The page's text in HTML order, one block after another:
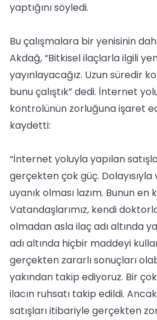
yaptığını söyledi.
Bu çalışmalara bir yenisinin
Akdağ, “Bitkisel ilaçlarla ilgili
yayınlayacağız. Uzun süredir
bunu çalıştık” dedi. İnternet
kontrolünün zorluğuna işaret
kaydetti:
“İnternet yoluyla yapılan
gerçekten çok güç. Dolayısıyla
uyanık olması lazım. Bunun en
Vatandaşlarımız, kendi
olmadan asla ilaç adı altında
adı altında hiçbir maddeyi
gerçekten zararlı sonuçları
yakından takip ediyoruz. Bir
ilacın ruhsatı takip edildi.
satışları itibariyle gerçekten